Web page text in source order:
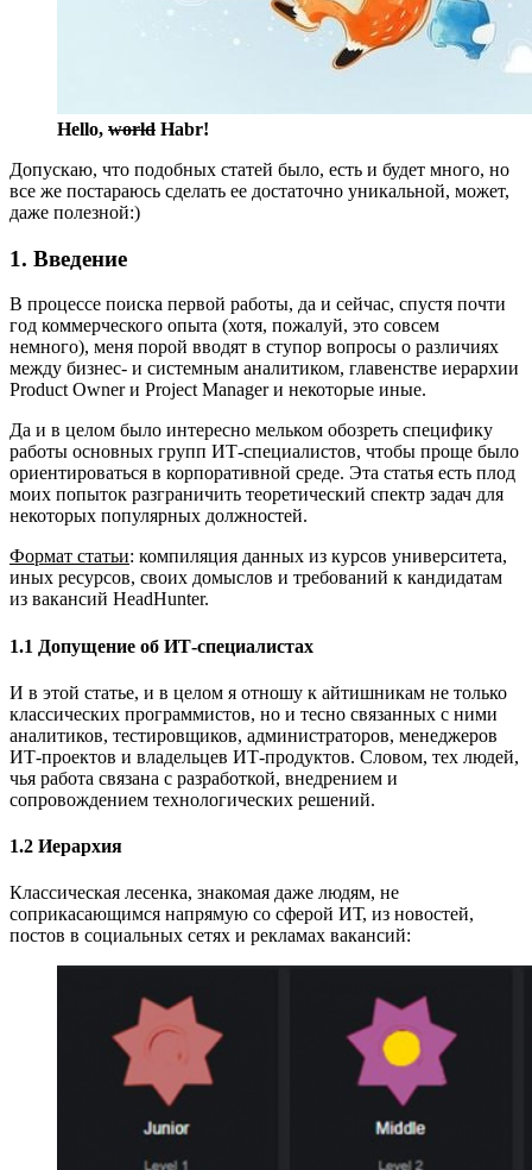
Hello, world Habr!
Допускаю, что подобных статей было, есть и будет много, но
все же постараюсь сделать ее достаточно уникальной, может,
даже полезной:)
1. Введение
В процессе поиска первой работы, да и сейчас, спустя почти
год коммерческого опыта (хотя, пожалуй, это совсем
немного), меня порой вводят в ступор вопросы о различиях
между бизнес- и системным аналитиком, главенстве иерархии
Product Owner и Project Manager и некоторые иные.
Да и в целом было интересно мельком обозреть специфику
работы основных групп ИТ-специалистов, чтобы проще было
ориентироваться в корпоративной среде. Эта статья есть плод
моих попыток разграничить теоретический спектр задач для
некоторых популярных должностей.
Формат статьи: компиляция данных из курсов университета,
иных ресурсов, своих домыслов и требований к кандидатам
из вакансий HeadHunter.
1.1 Допущение об ИТ-специалистах
И в этой статье, и в целом я отношу к айтишникам не только
классических программистов, но и тесно связанных с ними
аналитиков, тестировщиков, администраторов, менеджеров
ИТ-проектов и владельцев ИТ-продуктов. Словом, тех людей,
чья работа связана с разработкой, внедрением и
сопровождением технологических решений.
1.2 Иерархия
Классическая лесенка, знакомая даже людям, не
соприкасающимся напрямую со сферой ИТ, из новостей,
постов в социальных сетях и рекламах вакансий: